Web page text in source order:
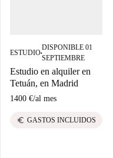
ESTUDIO■
DISPONIBLE 01
SEPTIEMBRE
Estudio en alquiler en
Tetuán, en Madrid
1400 €/al mes
euro GASTOS INCLUIDOS